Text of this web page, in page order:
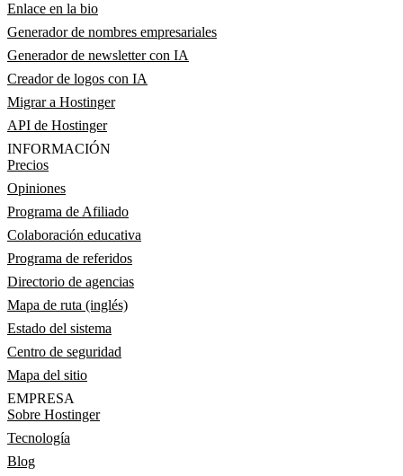
Enlace en la bio
Generador de nombres empresariales
Generador de newsletter con IA
Creador de logos con IA
Migrar a Hostinger
API de Hostinger
INFORMACIÓN
Precios
Opiniones
Programa de Afiliado
Colaboración educativa
Programa de referidos
Directorio de agencias
Mapa de ruta (inglés)
Estado del sistema
Centro de seguridad
Mapa del sitio
EMPRESA
Sobre Hostinger
Tecnología
Blog